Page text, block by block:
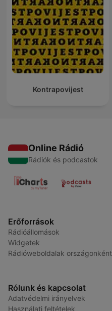
Kontrapovijest
Online Rádió
Rádiók és podcastok
Erőforrások
Rádióállomások
Widgetek
Rádióweboldalak országonként
Rólunk és kapcsolat
Adatvédelmi irányelvek
Használati feltételek